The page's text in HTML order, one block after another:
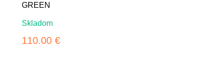
GREEN
Skladom
110.00 €